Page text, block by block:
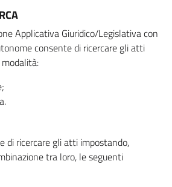
Applicativa Giuridico/Legislativa con
consente di ricercare gli atti
di ricercare gli atti impostando,
tra loro, le seguenti